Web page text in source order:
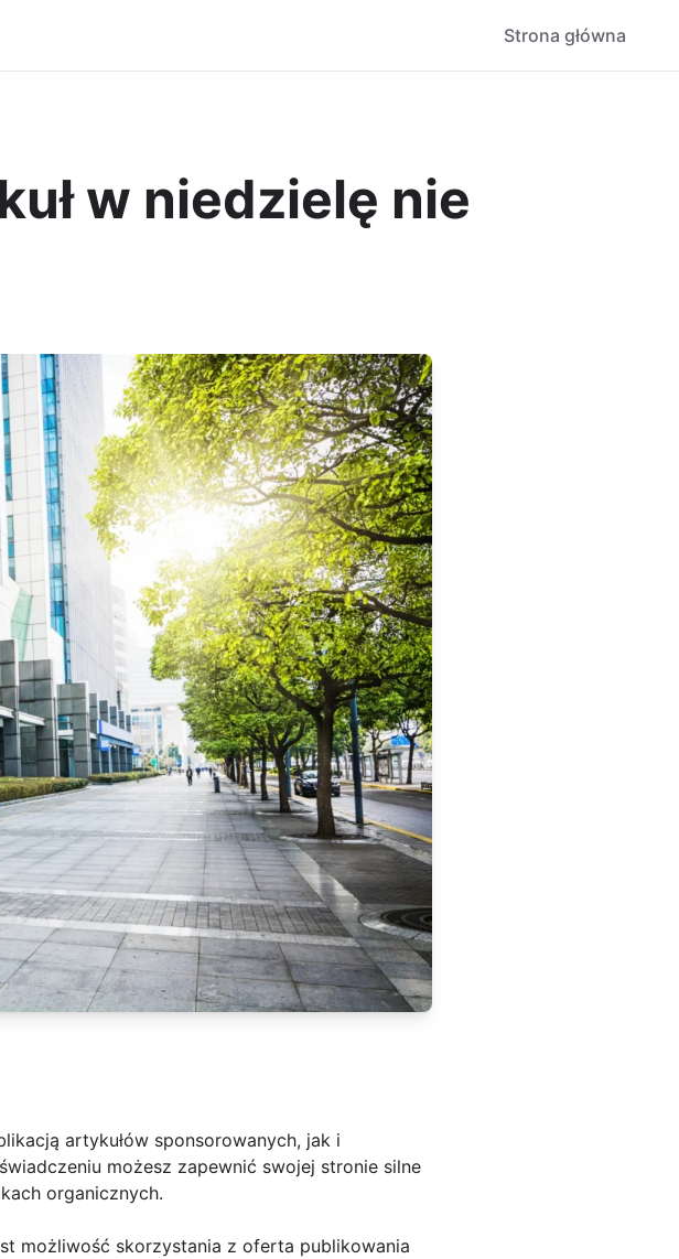
Strona główna
w niedzielę nie
artykułów sponsorowanych, jak i
możesz zapewnić swojej stronie silne
organicznych.
możliwość skorzystania z oferta publikowania